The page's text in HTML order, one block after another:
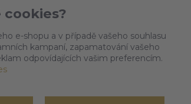
cookies?
e-shopu a v případě vašeho souhlasu
kampaní, zapamatování vašeho
odpovídajících vašim preferencím.